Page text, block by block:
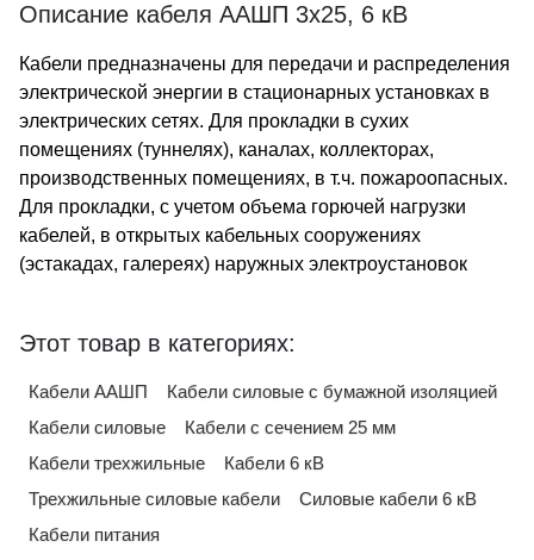
Описание кабеля ААШП 3х25, 6 кВ
Кабели предназначены для передачи и распределения
электрической энергии в стационарных установках в
электрических сетях. Для прокладки в сухих
помещениях (туннелях), каналах, коллекторах,
производственных помещениях, в т.ч. пожароопасных.
Для прокладки, с учетом объема горючей нагрузки
кабелей, в открытых кабельных сооружениях
(эстакадах, галереях) наружных электроустановок
Этот товар в категориях:
Кабели ААШП
Кабели силовые с бумажной изоляцией
Кабели силовые
Кабели с сечением 25 мм
Кабели трехжильные
Кабели 6 кВ
Трехжильные силовые кабели
Силовые кабели 6 кВ
Кабели питания